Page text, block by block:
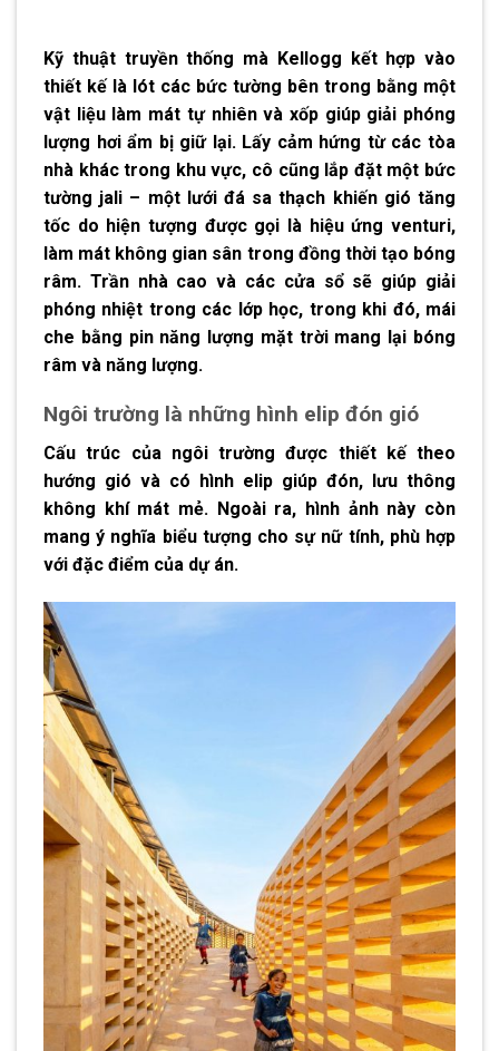
Kỹ thuật truyền thống mà Kellogg kết hợp vào
thiết kế là lót các bức tường bên trong bằng một
vật liệu làm mát tự nhiên và xốp giúp giải phóng
lượng hơi ẩm bị giữ lại. Lấy cảm hứng từ các tòa
nhà khác trong khu vực, cô cũng lắp đặt một bức
tường jali – một lưới đá sa thạch khiến gió tăng
tốc do hiện tượng được gọi là hiệu ứng venturi,
làm mát không gian sân trong đồng thời tạo bóng
râm. Trần nhà cao và các cửa sổ sẽ giúp giải
phóng nhiệt trong các lớp học, trong khi đó, mái
che bằng pin năng lượng mặt trời mang lại bóng
râm và năng lượng.
Ngôi trường là những hình elip đón gió
Cấu trúc của ngôi trường được thiết kế theo
hướng gió và có hình elip giúp đón, lưu thông
không khí mát mẻ. Ngoài ra, hình ảnh này còn
mang ý nghĩa biểu tượng cho sự nữ tính, phù hợp
với đặc điểm của dự án.